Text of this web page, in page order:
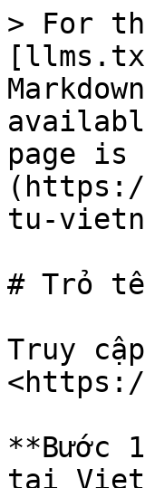
> For
page is
tu-
# Trỏ
Truy
**Bước
tại